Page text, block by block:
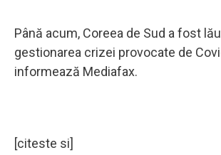
Până acum, Coreea de Sud a fost
gestionarea crizei provocate de
informează Mediafax.
[citeste si]